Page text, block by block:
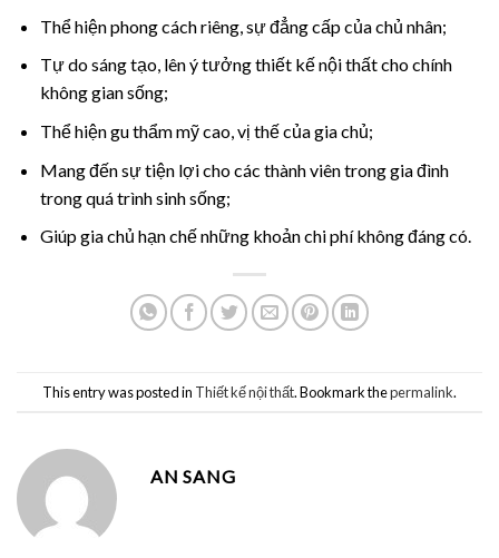
Thể hiện phong cách riêng, sự đẳng cấp của chủ nhân;
Tự do sáng tạo, lên ý tưởng thiết kế nội thất cho chính
không gian sống;
Thể hiện gu thẩm mỹ cao, vị thế của gia chủ;
Mang đến sự tiện lợi cho các thành viên trong gia đình
trong quá trình sinh sống;
Giúp gia chủ hạn chế những khoản chi phí không đáng có.
This entry was posted in Thiết kế nội thất. Bookmark thepermalink.
AN SANG